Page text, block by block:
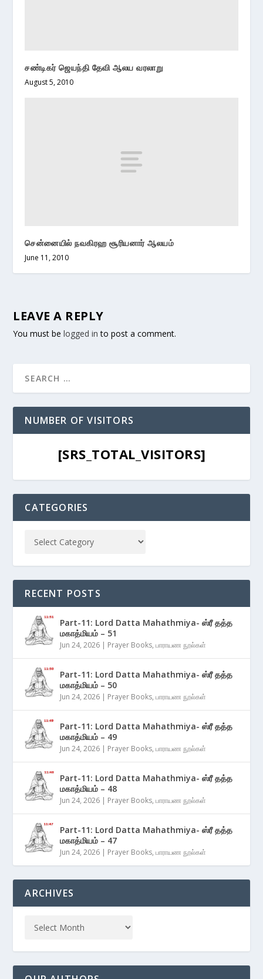
சண்டிகர் ஜெயந்தி தேவி ஆலய வரலாறு
August 5, 2010
சென்னையில் நவகிரஹ சூரியனார் ஆலயம்
June 11, 2010
LEAVE A REPLY
You must belogged in to post a comment.
NUMBER OF VISITORS
[SRS_TOTAL_VISITORS]
CATEGORIES
RECENT POSTS
Part-11: Lord Datta Mahathmiya- ஸ்ரீ தத்த
மகாத்மியம் – 51
Jun 24, 2026 | Prayer Books,பாராயண நூல்கள்
Part-11: Lord Datta Mahathmiya- ஸ்ரீ தத்த
மகாத்மியம் – 50
Jun 24, 2026 | Prayer Books,பாராயண நூல்கள்
Part-11: Lord Datta Mahathmiya- ஸ்ரீ தத்த
மகாத்மியம் – 49
Jun 24, 2026 | Prayer Books,பாராயண நூல்கள்
Part-11: Lord Datta Mahathmiya- ஸ்ரீ தத்த
மகாத்மியம் – 48
Jun 24, 2026 | Prayer Books,பாராயண நூல்கள்
Part-11: Lord Datta Mahathmiya- ஸ்ரீ தத்த
மகாத்மியம் – 47
Jun 24, 2026 | Prayer Books,பாராயண நூல்கள்
ARCHIVES